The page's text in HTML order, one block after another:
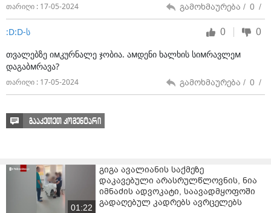
თარიღი : 17-05-2024 გამოხმაურება / 0 /
:D:D-ს 0 0
თვალებზე იмკურნალე ჯობია. აмდენი ხალხის სიмრავლეм
დაგაბмრავა?
თარიღი : 17-05-2024 გამოხმაურება / 0 /
გააკეთეთ კომენტარი
01:22
გიგა ავალიანის საქმეზე
დაკავებული არასრულწლოვნის, ნია
იმნაძის ადვოკატი, საავადმყოფოში
გადაღებულ კადრებს ავრცელებს